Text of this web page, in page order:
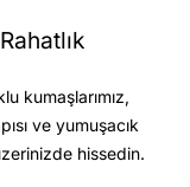
kumaşlarımız,
ve yumuşacık
hissedin.